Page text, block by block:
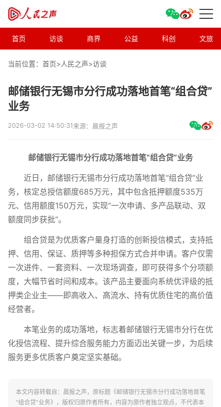
首页 访谈 商界 公益 科创 文旅
当前位置：首页>人民之声>访谈
邮储银行无锡市分行成功落地首笔“组合贷”
业务
2026-03-02 14:50:31来源：晨报之声
邮储银行无锡市分行成功落地首笔“组合贷”业务
近日，邮储银行无锡市分行成功落地首笔“组合贷”业
务，核定总授信额度685万元，其中包含抵押额度535万
元、信用额度150万元，实现“一次申请、多产品联动、双
额度同步获批”。
组合贷是为优质客户量身打造的创新授信模式，支持抵
押、信用、保证、质押等多种担保方式合并申请。客户仅需
一次进件、一套资料、一次现场调查，即可获得多个分项额
度，大幅节省时间和成本。该产品主要面向系统优评级的抵
押类企业主——即高收入、高流水、持有优质住宅的高价值
经营者。
本笔业务的成功落地，标志着邮储银行无锡市分行在优
化授信流程、提升综合服务能力方面迈出关键一步，为后续
服务更多优质客户奠定坚实基础。
本文内容转载自：晨报之声，原标题《邮储银行无锡市分行成功落地首笔
“组合贷”业务》，版权归原作者所有，内容为原作者独立观点，不代表本